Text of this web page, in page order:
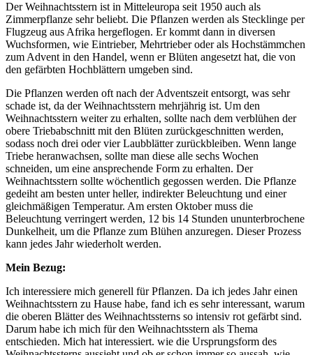
Der Weihnachtsstern ist in Mitteleuropa seit 1950 auch als
Zimmerpflanze sehr beliebt. Die Pflanzen werden als Stecklinge per
Flugzeug aus Afrika hergeflogen. Er kommt dann in diversen
Wuchsformen, wie Eintrieber, Mehrtrieber oder als Hochstämmchen
zum Advent in den Handel, wenn er Blüten angesetzt hat, die von
den gefärbten Hochblättern umgeben sind.
Die Pflanzen werden oft nach der Adventszeit entsorgt, was sehr
schade ist, da der Weihnachtsstern mehrjährig ist. Um den
Weihnachtsstern weiter zu erhalten, sollte nach dem verblühen der
obere Triebabschnitt mit den Blüten zurückgeschnitten werden,
sodass noch drei oder vier Laubblätter zurückbleiben. Wenn lange
Triebe heranwachsen, sollte man diese alle sechs Wochen
schneiden, um eine ansprechende Form zu erhalten. Der
Weihnachtsstern sollte wöchentlich gegossen werden. Die Pflanze
gedeiht am besten unter heller, indirekter Beleuchtung und einer
gleichmäßigen Temperatur. Am ersten Oktober muss die
Beleuchtung verringert werden, 12 bis 14 Stunden ununterbrochene
Dunkelheit, um die Pflanze zum Blühen anzuregen. Dieser Prozess
kann jedes Jahr wiederholt werden.
Mein Bezug:
Ich interessiere mich generell für Pflanzen. Da ich jedes Jahr einen
Weihnachtsstern zu Hause habe, fand ich es sehr interessant, warum
die oberen Blätter des Weihnachtssterns so intensiv rot gefärbt sind.
Darum habe ich mich für den Weihnachtsstern als Thema
entschieden. Mich hat interessiert. wie die Ursprungsform des